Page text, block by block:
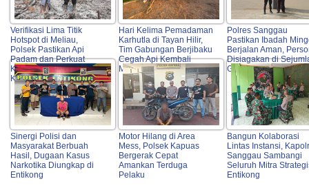
Verifikasi Lima Titik
Hotspot di Meliau,
Polsek Pastikan Api
Padam dan Perkuat
Koordinasi Pencegahan
Karhutla
Hari Kelima Pemadaman
Karhutla di Tayan Hilir,
Tim Gabungan Berjibaku
Cegah Api Kembali
Meluas
Polres Sanggau
Pastikan Ibadah
Berjalan Aman,
Disiagakan di
Gereja Kota
Sinergi Polisi dan
Masyarakat Berbuah
Hasil, Dugaan Kasus
Narkotika Diungkap di
Entikong
Motor Hilang di Area
Mess, Polsek Kapuas
Bergerak Cepat
Amankan Terduga
Pelaku
Bangun Kolaborasi
Lintas Instansi,
Sanggau Sambangi
Seluruh Mitra
Entikong